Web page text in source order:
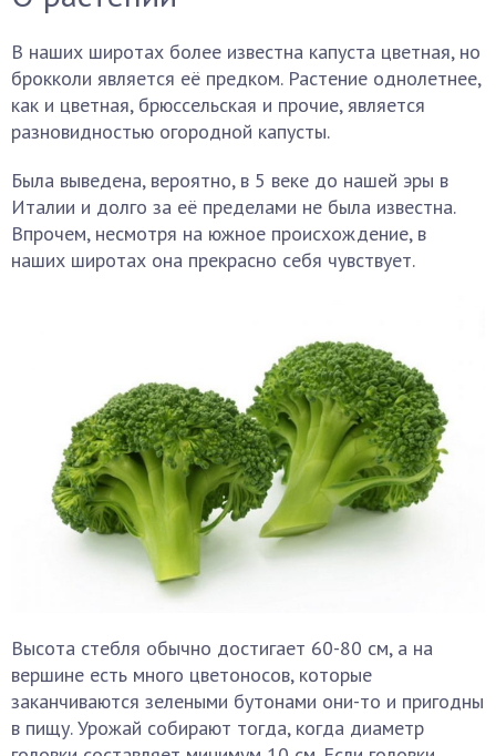
В наших широтах более известна капуста цветная, но
брокколи является её предком. Растение однолетнее,
как и цветная, брюссельская и прочие, является
разновидностью огородной капусты.
Была выведена, вероятно, в 5 веке до нашей эры в
Италии и долго за её пределами не была известна.
Впрочем, несмотря на южное происхождение, в
наших широтах она прекрасно себя чувствует.
Высота стебля обычно достигает 60-80 см, а на
вершине есть много цветоносов, которые
заканчиваются зелеными бутонами они-то и пригодны
в пищу. Урожай собирают тогда, когда диаметр